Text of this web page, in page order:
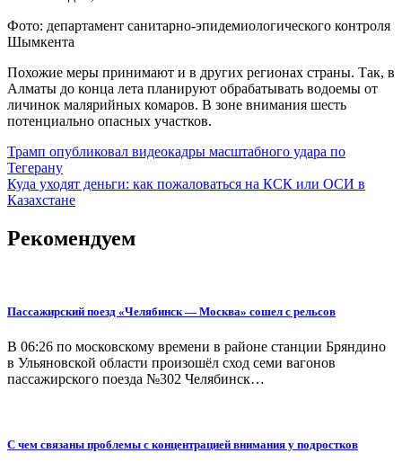
Фото: департамент санитарно-эпидемиологического контроля
Шымкента
Похожие меры принимают и в других регионах страны. Так, в
Алматы до конца лета планируют обрабатывать водоемы от
личинок малярийных комаров. В зоне внимания шесть
потенциально опасных участков.
Навигация
по
записям
Трамп опубликовал видеокадры масштабного удара по
Тегерану
Куда уходят деньги: как пожаловаться на КСК или ОСИ в
Казахстане
Рекомендуем
Пассажирский поезд «Челябинск — Москва» сошел с рельсов
В 06:26 по московскому времени в районе станции Бряндино
в Ульяновской области произошёл сход семи вагонов
пассажирского поезда №302 Челябинск…
С чем связаны проблемы с концентрацией внимания у подростков